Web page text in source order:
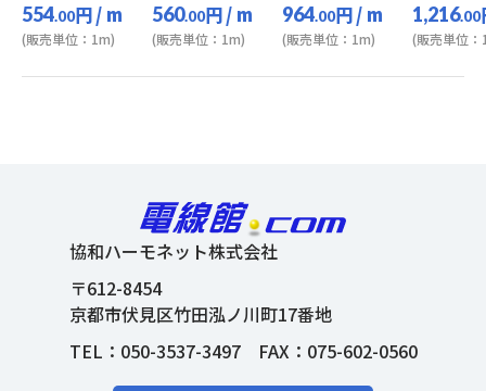
554.00円/ m
(販売単位：1m)
560.00円/ m
(販売単位：1m)
964.00円/ m
(販売単位：1m)
1,216.00
(販売単位：
協和ハーモネット株式会社
〒612-8454
京都市伏見区竹田泓ノ川町17番地
TEL： 050-3537-3497FAX：075-602-0560